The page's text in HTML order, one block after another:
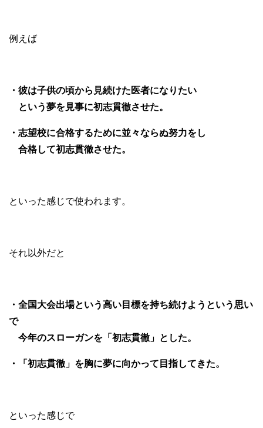
例えば
・彼は子供の頃から見続けた医者になりたい
という夢を見事に初志貫徹させた。
・志望校に合格するために並々ならぬ努力をし
合格して初志貫徹させた。
といった感じで使われます。
それ以外だと
・全国大会出場という高い目標を持ち続けようという思い
で
今年のスローガンを「初志貫徹」とした。
・「初志貫徹」を胸に夢に向かって目指してきた。
といった感じで